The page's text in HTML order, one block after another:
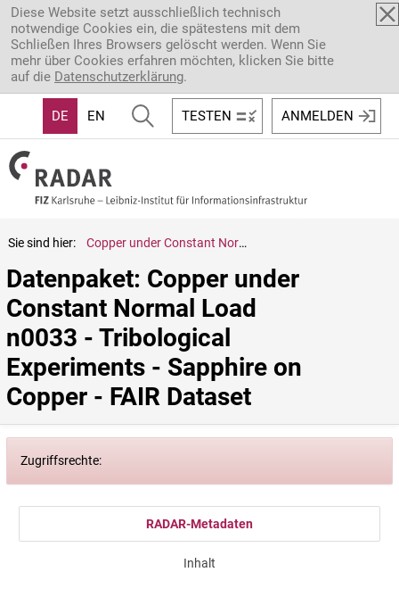
Direkt zum Inhalt
Diese Website setzt ausschließlich technisch
notwendige Cookies ein, die spätestens mit dem
Schließen Ihres Browsers gelöscht werden. Wenn Sie
mehr über Cookies erfahren möchten, klicken Sie bitte
auf die Datenschutzerklärung.
DE EN TESTEN ANMELDEN
Sie sind hier: Copper under Constant Normal Load n0033 - Tribological Experiments - Sapphire on Copper - FAIR Dataset
Datenpaket: Copper under
Constant Normal Load
n0033 - Tribological
Experiments - Sapphire on
Copper - FAIR Dataset
Zugriffsrechte:
RADAR-Metadaten
Inhalt